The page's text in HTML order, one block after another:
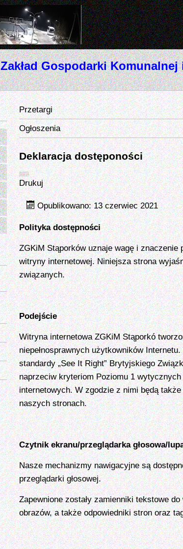
Zakład Gospodarki
Przetargi
Ogłoszenia
Deklaracja dostęponości
Drukuj
Opublikowano: 13 czerwiec 2021
Polityka dostępności
ZGKiM Stąporków uznaje wagę i znaczenie
witryny internetowej. Niniejsza strona
związanych.
Podejście
Witryna internetowa ZGKiM Stąporkó
niepełnosprawnych użytkowników
standardy „See It Right” Brytyjskiego
naprzeciw kryteriom Poziomu 1
internetowych. W zgodzie z nimi będą
naszych stronach.
Czytnik ekranu/przeglądarka głosowa/
Nasze mechanizmy nawigacyjne są
przeglądarki głosowej.
Zapewnione zostały zamienniki tekstowe
obrazów, a także odpowiedniki stron oraz